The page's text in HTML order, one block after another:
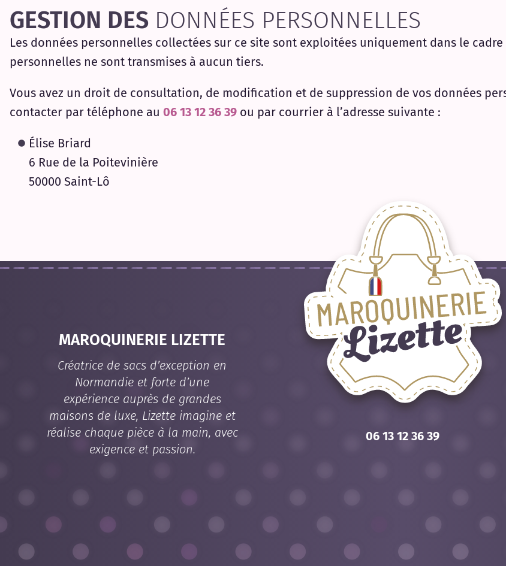
GESTION DES DONNÉES PERSONNELLES
Les données personnelles collectées sur ce site sont exploitées uniquement dans le
personnelles ne sont transmises à aucun tiers.
Vous avez un droit de consultation, de modification et de suppression de vos données
contacter par téléphone au 06 13 12 36 39 ou par courrier à l’adresse suivante :
Élise Briard
6 Rue de la Poitevinière
50000 Saint-Lô
MAROQUINERIE LIZETTE
Créatrice de sacs d’exception en
Normandie et forte d’une
expérience auprès de grandes
maisons de luxe, Lizette imagine et
réalise chaque pièce à la main, avec
exigence et passion.
06 13 12 36 39